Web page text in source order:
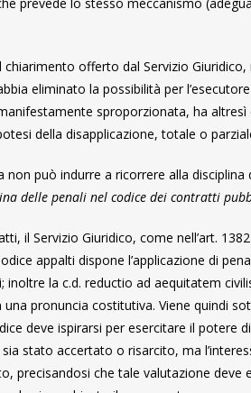
chiarimento offerto dal Servizio
eliminato la possibilità per
sproporzionata, ha
della disapplicazione, totale o
non può indurre a ricorrere alla disciplina
delle penali nel codice dei contratti
il Servizio Giuridico, come nell’art.
appalti dispone l’applicazione di
inoltre la c.d. reductio ad aequitatem
una pronuncia costitutiva. Viene quindi
deve ispirarsi per esercitare il potere
stato accertato o risarcito, ma
precisandosi che tale valutazione